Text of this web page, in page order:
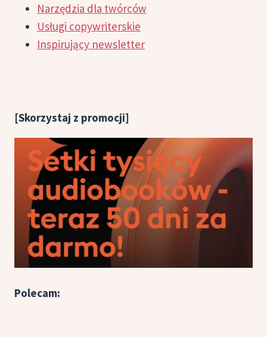
Narzędzia dla twórców
Usługi copywriterskie
Inspirujący newsletter
[Skorzystaj z promocji]
Polecam: